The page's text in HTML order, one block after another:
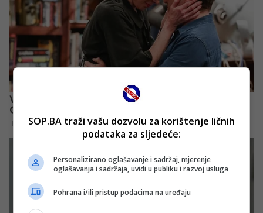
SOP.BA traži vašu dozvolu za korištenje ličnih
podataka za sljedeće:
Personalizirano oglašavanje i sadržaj, mjerenje
oglašavanja i sadržaja, uvidi u publiku i razvoj usluga
Pohrana i/ili pristup podacima na uređaju